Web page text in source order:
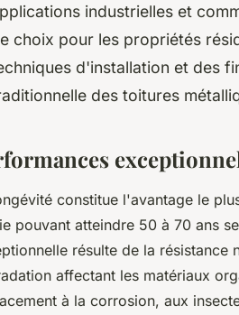
industrielles et
choix pour les propriétés
d'installation et des
des toitures
constitue l'avantage le
pouvant atteindre 50 à 70 ans
résulte de la résistance
affectant les matériaux
à la corrosion, aux